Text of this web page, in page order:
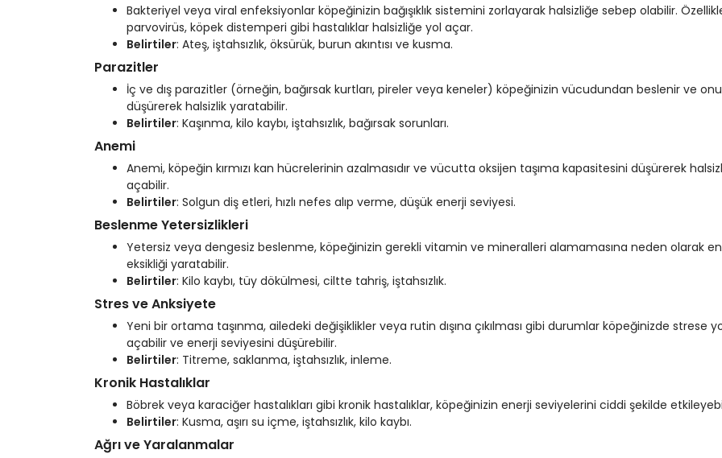
Bakteriyel veya viral enfeksiyonlar köpeğinizin bağışıklık sistemini zorlayarak halsizliğe sebep olabilir.
parvovirüs, köpek distemperi gibi hastalıklar halsizliğe yol açar.
Belirtiler: Ateş, iştahsızlık, öksürük, burun akıntısı ve kusma.
Parazitler
İç ve dış parazitler (örneğin, bağırsak kurtları, pireler veya keneler) köpeğinizin vücudundan beslenir ve onu
düşürerek halsizlik yaratabilir.
Belirtiler: Kaşınma, kilo kaybı, iştahsızlık, bağırsak sorunları.
Anemi
Anemi, köpeğin kırmızı kan hücrelerinin azalmasıdır ve vücutta oksijen taşıma kapasitesini düşürerek
açabilir.
Belirtiler: Solgun diş etleri, hızlı nefes alıp verme, düşük enerji seviyesi.
Beslenme Yetersizlikleri
Yetersiz veya dengesiz beslenme, köpeğinizin gerekli vitamin ve mineralleri alamamasına neden olarak
eksikliği yaratabilir.
Belirtiler: Kilo kaybı, tüy dökülmesi, ciltte tahriş, iştahsızlık.
Stres ve Anksiyete
Yeni bir ortama taşınma, ailedeki değişiklikler veya rutin dışına çıkılması gibi durumlar köpeğinizde strese
açabilir ve enerji seviyesini düşürebilir.
Belirtiler: Titreme, saklanma, iştahsızlık, inleme.
Kronik Hastalıklar
Böbrek veya karaciğer hastalıkları gibi kronik hastalıklar, köpeğinizin enerji seviyelerini ciddi şekilde
Belirtiler: Kusma, aşırı su içme, iştahsızlık, kilo kaybı.
Ağrı ve Yaralanmalar